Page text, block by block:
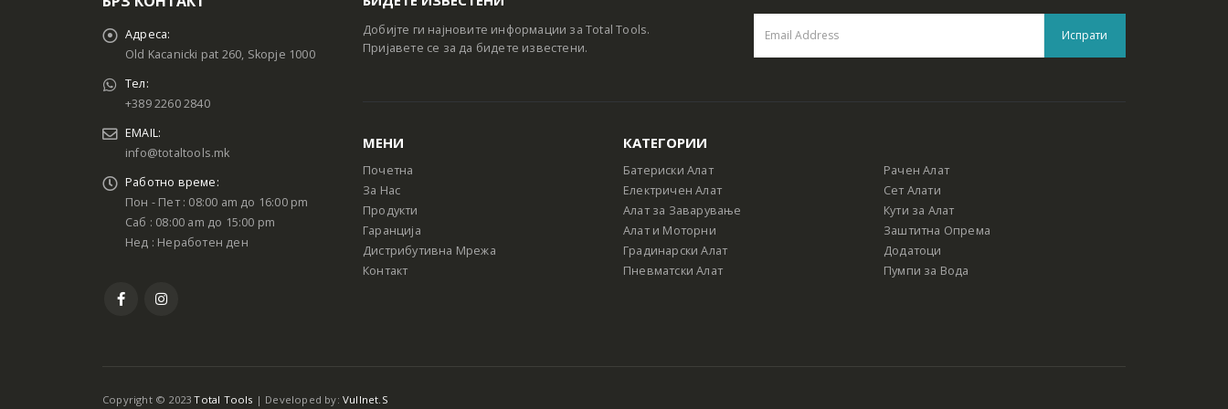
Адреса:
Old Kacanicki pat 260, Skopje 1000
Тел:
+389 2260 2840
EMAIL:
info@totaltools.mk
Работно време:
Пон - Пет : 08:00 am до 16:00 pm
Саб : 08:00 am до 15:00 pm
Нед : Неработен ден
Добијте ги најновите информации за Total Tools.
Пријавете се за да бидете известени.
МЕНИ
Почетна
За Нас
Продукти
Гаранција
Дистрибутивна Мрежа
Контакт
КАТЕГОРИИ
Батериски Алат
Електричен Алат
Алат за Заварување
Алат и Моторни
Градинарски Алат
Пневматски Алат
Рачен Алат
Сет Алати
Кути за Алат
Заштитна Опрема
Додатоци
Пумпи за Вода
Copyright © 2023Total Tools | Developed by:Vullnet.S